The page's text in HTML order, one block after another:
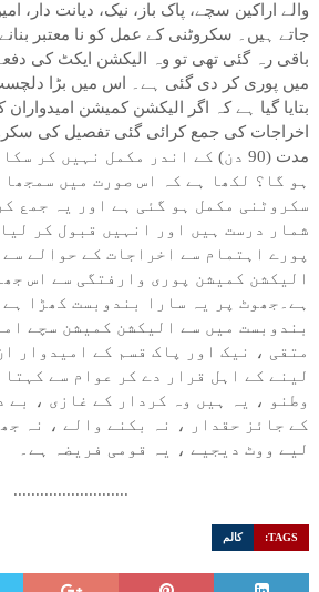
والے اراکین سچے، پاک باز، نیک، دیانت دار،
جاتے ہیں۔ سکروٹنی کے عمل کو نا معتبر
میں پوری کر دی گئی ہے۔ اس میں بڑا دلچسپ
بتایا گیا ہے کہ اگر الیکشن کمیشن
اخراجات کی جمع کرائی گئی تفصیل کی
مدت (90 دن) کے اندر مکمل نہیں کر
ہو گا؟ لکھا ہے کہ اس صورت میں
سکروٹنی مکمل ہو گئی ہے اور یہ جمع
شمار درست ہیں اور انہیں قبول کر
پورے اہتمام سے اخراجات کے حوالے
الیکشن کمیشن پوری وارفتگی سے اس
ہے۔جھوٹ پر یہ سارا بندوبست کھڑا
بندوبست میں سے الیکشن کمیشن سچے
متقی ، نیک اور پاک قسم کے امیدوار
لینے کے اہل قرار دے کر عوام سے
وطنو ، یہ ہیں وہ کردار کے غازی ، بے
کے جائز حقدار ، نہ بکنے والے ، نہ
لیے ووٹ دیجیے ، یہ قومی فریضہ ہے۔
..........................
TAGS: کالم